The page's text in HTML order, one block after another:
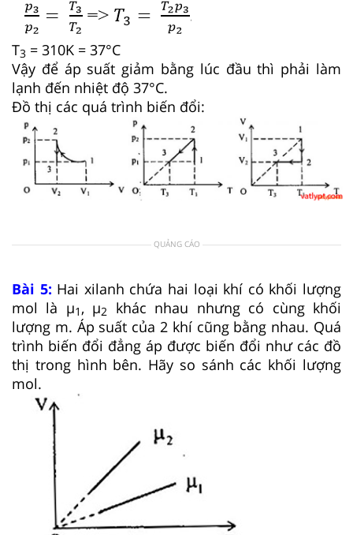
T3 = 310K = 37°C
Vậy để áp suất giảm bằng lúc đầu thì phải làm
lạnh đến nhiệt độ 37°C.
Đồ thị các quá trình biến đổi:
QUẢNG CÁO
Bài 5: Hai xilanh chứa hai loại khí có khối lượng
mol là μ1 , μ2
khác nhau nhưng có cùng khối
lượng m. Áp suất của 2 khí cũng bằng nhau. Quá
trình biến đổi đẳng áp được biến đổi như các đồ
thị trong hình bên. Hãy so sánh các khối lượng
mol.